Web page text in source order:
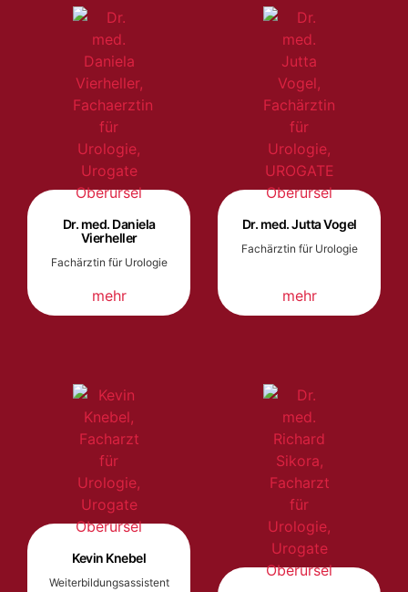
Dr. med. Daniela
Vierheller
Fachärztin für Urologie
mehr
Dr. med. Jutta Vogel
Fachärztin für Urologie
mehr
Kevin Knebel
Weiterbildungsassistent